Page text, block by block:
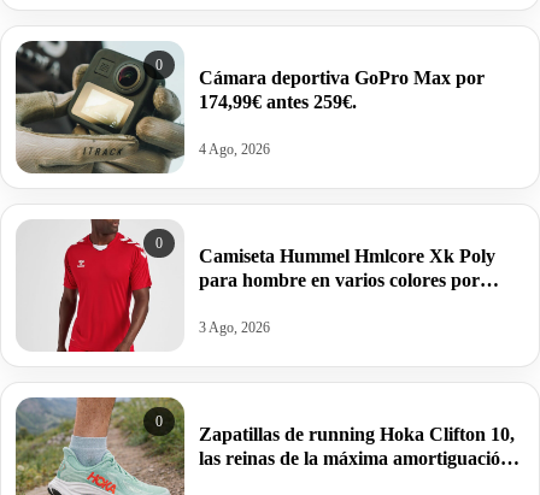
0
Cámara deportiva GoPro Max por
174,99€ antes 259€.
4 Ago, 2026
0
Camiseta Hummel Hmlcore Xk Poly
para hombre en varios colores por
3 Ago, 2026
0
Zapatillas de running Hoka Clifton 10,
las reinas de la máxima amortiguación